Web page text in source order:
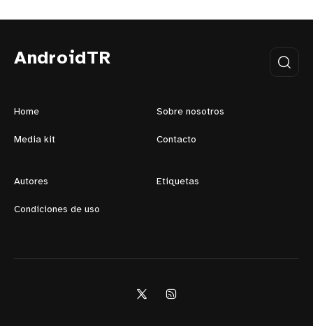
AndroidTR
Home Sobre nosotros
Media kit Contacto
Autores Etiquetas
Condiciones de uso